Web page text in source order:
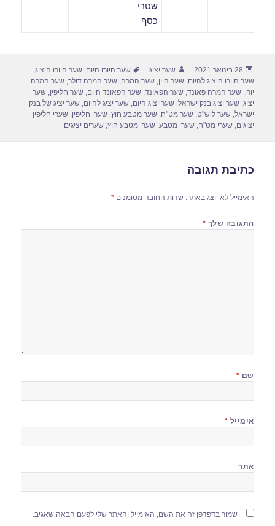
שטרי
כסף
פורסם
בתאריך
28 בינואר 2021 מחבר
שער יציג תגיות
שער היורו היום,שער היורו היציג,
שער היורו היציג להיום,שער היין,שער המרה,שער המרה דולר,שער המרה
יורו,שער המרה פאונד,שער הפאונד,שער הפאונד היום,שער חליפין,שער
יציג,שער יציג בנק ישראל,שער יציג היום,שער יציג להיום,שער יציג של בנק
ישראל,שער ליש"ט,שער מט"ח,שער מטבע חוץ,שערי חליפין,שערי חליפין
יציגים,שערי מט"ח,שערי מטבע,שערי מטבע חוץ,שערים יציגים
כתיבת תגובה
האימייל לא יוצג באתר. שדות החובה מסומנים*
התגובה שלך *
שם *
אימייל *
אתר
שמור בדפדפן זה את השם, האימייל והאתר שלי לפעם הבאה שאגיב.